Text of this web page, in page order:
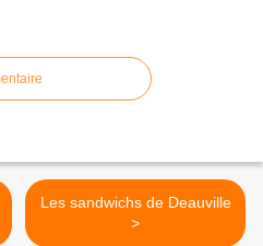
Les sandwichs de Deauville
>